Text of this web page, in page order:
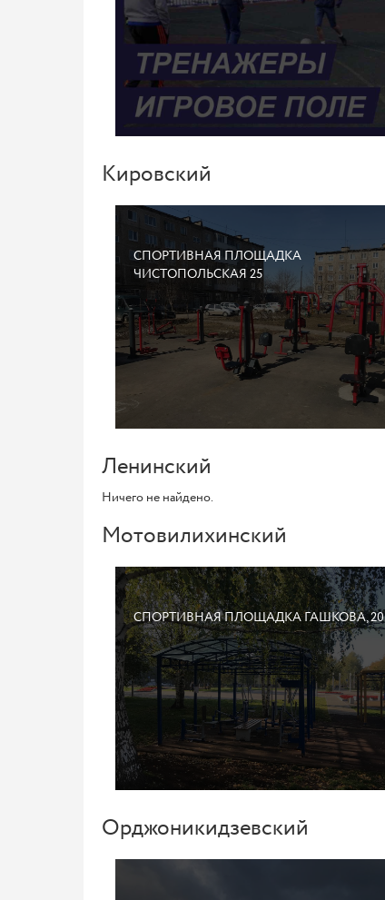
Кировский
СПОРТИВНАЯ ПЛОЩАДКА
ЧИСТОПОЛЬСКАЯ 25
Ленинский
Ничего не найдено.
Мотовилихинский
СПОРТИВНАЯ ПЛОЩАДКА ГАШКОВА, 20
Орджоникидзевский